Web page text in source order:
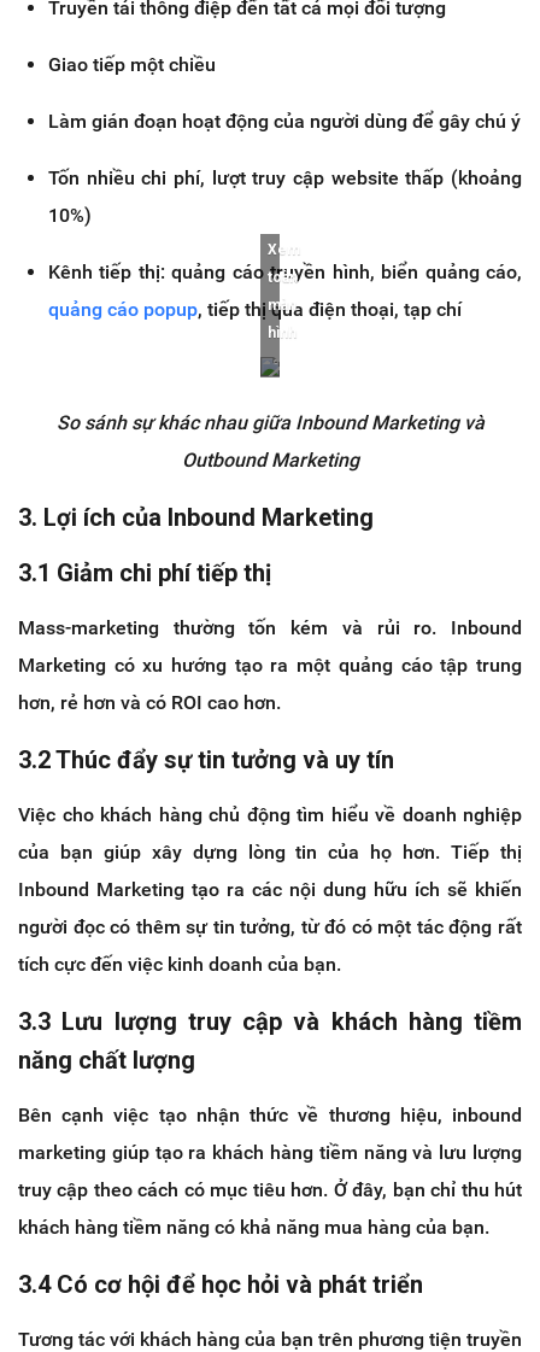
Truyền tải thông điệp đến tất cả mọi đối tượng
Giao tiếp một chiều
Làm gián đoạn hoạt động của người dùng để gây chú ý
Tốn nhiều chi phí, lượt truy cập website thấp (khoảng
10%)
Kênh tiếp thị: quảng cáo truyền hình, biển quảng cáo,
quảng cáo popup, tiếp thị qua điện thoại, tạp chí
Xem
toàn
màn
hình
So sánh sự khác nhau giữa Inbound Marketing và
Outbound Marketing
3. Lợi ích của Inbound Marketing
3.1 Giảm chi phí tiếp thị
Mass-marketing thường tốn kém và rủi ro. Inbound
Marketing có xu hướng tạo ra một quảng cáo tập trung
hơn, rẻ hơn và có ROI cao hơn.
3.2 Thúc đẩy sự tin tưởng và uy tín
Việc cho khách hàng chủ động tìm hiểu về doanh nghiệp
của bạn giúp xây dựng lòng tin của họ hơn. Tiếp thị
Inbound Marketing tạo ra các nội dung hữu ích sẽ khiến
người đọc có thêm sự tin tưởng, từ đó có một tác động rất
tích cực đến việc kinh doanh của bạn.
3.3 Lưu lượng truy cập và khách hàng tiềm
năng chất lượng
Bên cạnh việc tạo nhận thức về thương hiệu, inbound
marketing giúp tạo ra khách hàng tiềm năng và lưu lượng
truy cập theo cách có mục tiêu hơn. Ở đây, bạn chỉ thu hút
khách hàng tiềm năng có khả năng mua hàng của bạn.
3.4 Có cơ hội để học hỏi và phát triển
Tương tác với khách hàng của bạn trên phương tiện truyền